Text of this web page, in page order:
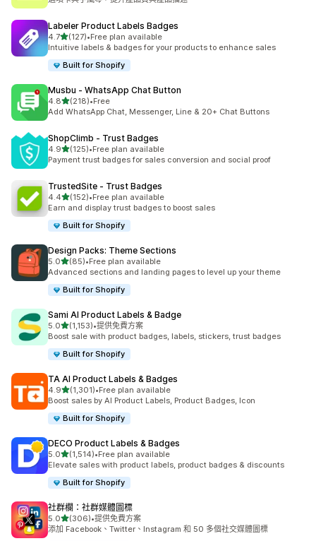
Labeler Product Labels Badges
4.7滿分 5 顆星
(127)
共有 127 則評價
•Free plan available
Intuitive labels & badges for your products to enhance sales
Built for Shopify
Musbu ‑ WhatsApp Chat Button
4.8滿分 5 顆星
(218)
共有 218 則評價
•Free
Add WhatsApp Chat, Messenger, Line & 20+ Chat Buttons
ShopClimb ‑ Trust Badges
4.9滿分 5 顆星
(125)
共有 125 則評價
•Free plan available
Payment trust badges for sales conversion and social proof
TrustedSite ‑ Trust Badges
4.4滿分 5 顆星
(152)
共有 152 則評價
•Free plan available
Earn and display trust badges to boost sales
Built for Shopify
Design Packs: Theme Sections
5.0滿分 5 顆星
(85)
共有 85 則評價
•Free plan available
Advanced sections and landing pages to level up your theme
Built for Shopify
Sami AI Product Labels & Badge
5.0滿分 5 顆星
(1,153)
共有 1153 則評價
•提供免費方案
Boost sale with product badges, labels, stickers, trust badges
Built for Shopify
TA AI Product Labels & Badges
4.9滿分 5 顆星
(1,301)
共有 1301 則評價
•Free plan available
Boost sales by AI Product Labels, Product Badges, Icon
Built for Shopify
DECO Product Labels & Badges
5.0滿分 5 顆星
(1,514)
共有 1514 則評價
•Free plan available
Elevate sales with product labels, product badges & discounts
Built for Shopify
社群欄：社群媒體圖標
5.0滿分 5 顆星
(306)
共有 306 則評價
•提供免費方案
添加 Facebook、Twitter、Instagram 和 50 多個社交媒體圖標